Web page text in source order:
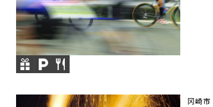
冈崎市